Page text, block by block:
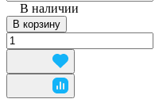
В наличии
В корзину